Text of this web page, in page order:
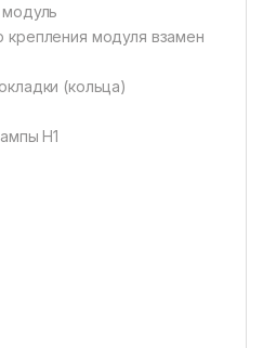
крепления модуля взамен
(кольца)
Н1